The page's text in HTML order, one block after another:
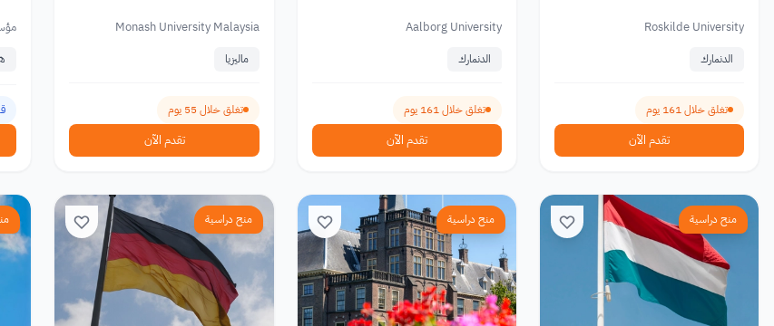
Roskilde University
الدنمارك
تغلق خلال 161 يوم
تقدم الآن
Aalborg University
الدنمارك
تغلق خلال 161 يوم
تقدم الآن
Monash University Malaysia
ماليزيا
تغلق خلال 55 يوم
تقدم الآن
منح دراسية منح دراسية منح دراسية